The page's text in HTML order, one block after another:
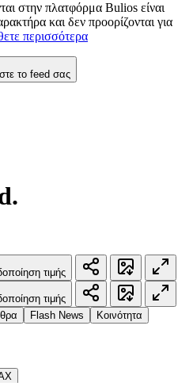
στην πλατφόρμα Bulios είναι
και δεν προορίζονται για
περισσότερα
το feed σας
τιμής
τιμής
Flash News Κοινότητα